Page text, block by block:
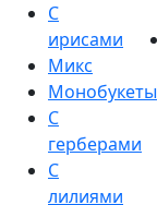
С
ирисами
Микс
Монобукеты
С
герберами
С
лилиями